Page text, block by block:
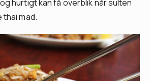
hurtigt kan få overblik når sulten
mad.